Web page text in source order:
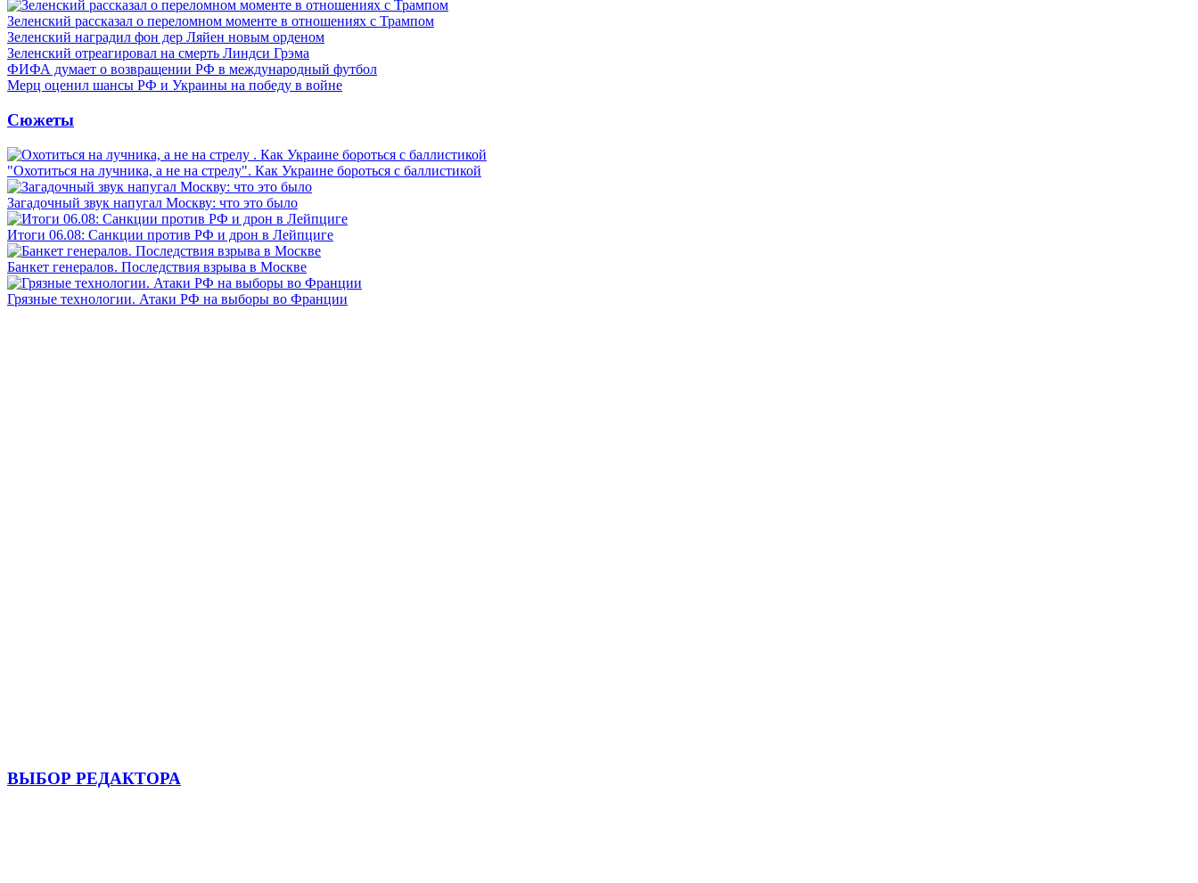
Зеленский рассказал о переломном моменте в отношениях с Трампом
Зеленский наградил фон дер Ляйен новым орденом
Зеленский отреагировал на смерть Линдси Грэма
ФИФА думает о возвращении РФ в международный футбол
Мерц оценил шансы РФ и Украины на победу в войне
Сюжеты
"Охотиться на лучника, а не на стрелу". Как Украине бороться с баллистикой
Загадочный звук напугал Москву: что это было
Итоги 06.08: Санкции против РФ и дрон в Лейпциге
Банкет генералов. Последствия взрыва в Москве
Грязные технологии. Атаки РФ на выборы во Франции
ВЫБОР РЕДАКТОРА